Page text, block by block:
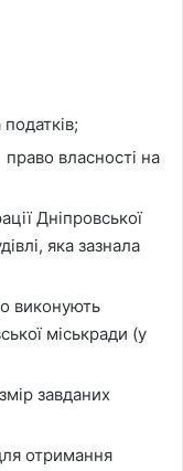
власності на
Дніпровської
яка зазнала
виконують
міськради (у
завданих
отримання